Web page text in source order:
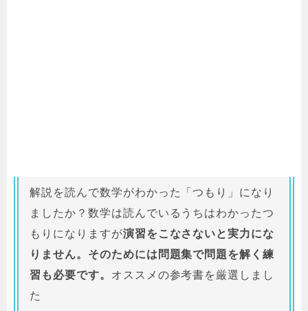
解説を読んで数学がわかった「つもり」になり
ましたか？数学は読んでいるうちはわかったつ
もりになりますが演習をこなさないと実力にな
りません。そのためには問題集で問題を解く練
習も必要です。 オススメの参考書を厳選しまし
た